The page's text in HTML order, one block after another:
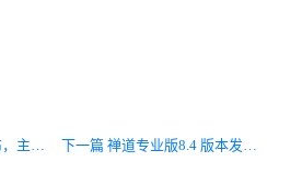
上一篇 禅道11.5版本发布，主要完善细节，修复bug，新增动态过滤机制。 下一篇 禅道专业版8.4 版本发布，主要完善细节，修改bug，集成新版本客户端代码。